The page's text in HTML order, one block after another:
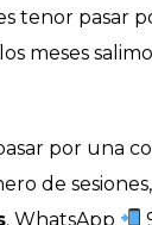
tenor pasar
meses
por una
de
. WhatsApp